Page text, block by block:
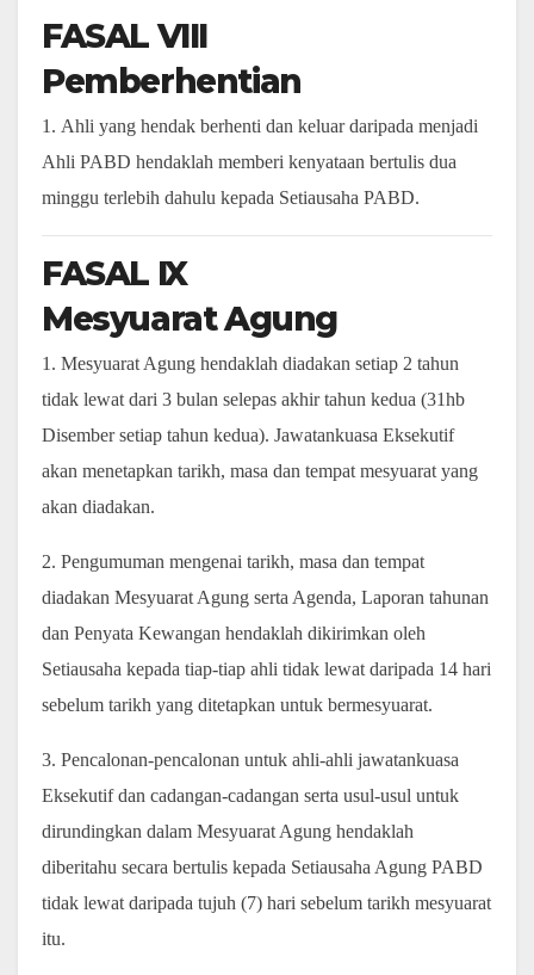
FASAL VIII
Pemberhentian
1. Ahli yang hendak berhenti dan keluar daripada menjadi
Ahli PABD hendaklah memberi kenyataan bertulis dua
minggu terlebih dahulu kepada Setiausaha PABD.
FASAL IX
Mesyuarat Agung
1. Mesyuarat Agung hendaklah diadakan setiap 2 tahun
tidak lewat dari 3 bulan selepas akhir tahun kedua (31hb
Disember setiap tahun kedua). Jawatankuasa Eksekutif
akan menetapkan tarikh, masa dan tempat mesyuarat yang
akan diadakan.
2. Pengumuman mengenai tarikh, masa dan tempat
diadakan Mesyuarat Agung serta Agenda, Laporan tahunan
dan Penyata Kewangan hendaklah dikirimkan oleh
Setiausaha kepada tiap-tiap ahli tidak lewat daripada 14 hari
sebelum tarikh yang ditetapkan untuk bermesyuarat.
3. Pencalonan-pencalonan untuk ahli-ahli jawatankuasa
Eksekutif dan cadangan-cadangan serta usul-usul untuk
dirundingkan dalam Mesyuarat Agung hendaklah
diberitahu secara bertulis kepada Setiausaha Agung PABD
tidak lewat daripada tujuh (7) hari sebelum tarikh mesyuarat
itu.